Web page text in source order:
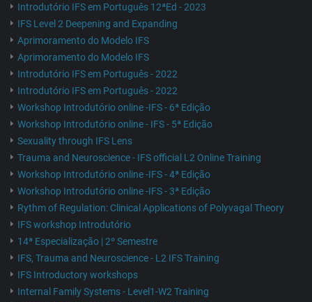
Introdutório IFS em Português 12ªEd - 2023
IFS Level 2 Deepening and Expanding
Aprimoramento do Modelo IFS
Aprimoramento do Modelo IFS
Introdutório IFS em Português - 2022
Introdutório IFS em Português - 2022
Workshop Introdutório online -IFS - 6ª Edição
Workshop Introdutório online - IFS - 5ª Edição
Sexuality through IFS Lens
Trauma and Neuroscience - IFS official L2 Online Training
Workshop Introdutório online -IFS - 4ª Edição
Workshop Introdutório online -IFS - 3ª Edição
Rythm of Regulation: Clinical Applications of Polyvagal Theory
IFS workshop Introdutório
14ª Especialização | 2º Semestre
IFS, Trauma and Neuroscience - L2 IFS Training
IFS Introductory workshops
Internal Family Systems - Level1-W2 Training